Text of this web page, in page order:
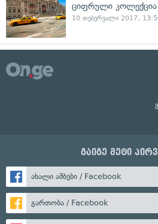
ციფრული კოლექცია
10 თებერვალი 2017,
გაიგე მეტი
ახალი ამბები / Facebook
გართობა / Facebook